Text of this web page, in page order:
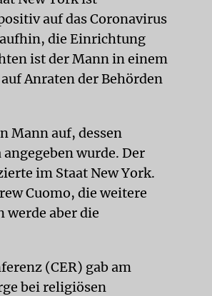
auf das Coronavirus
die Einrichtung
ist der Mann in einem
Anraten der Behörden
Mann auf, dessen
wurde. Der
im Staat New York.
Cuomo, die weitere
werde aber die
(CER) gab am
bei religiösen